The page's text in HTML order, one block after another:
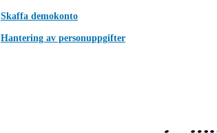
Skaffa demokonto
Hantering av personuppgifter